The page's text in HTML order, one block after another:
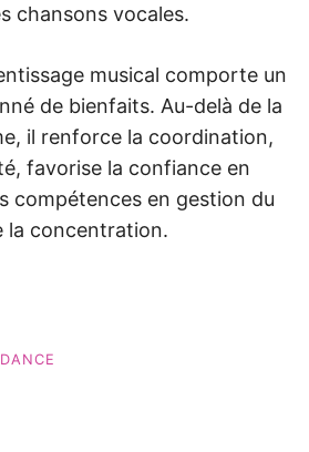
chansons vocales.
musical comporte un
de bienfaits. Au-delà de la
il renforce la coordination,
favorise la confiance en
compétences en gestion du
la concentration.